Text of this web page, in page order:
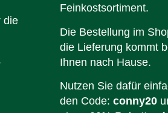
die
Feinkostsortiment.
Die Bestellung im
die Lieferung kommt
Ihnen nach Hause.
Nutzen Sie dafür
den Code: conny20